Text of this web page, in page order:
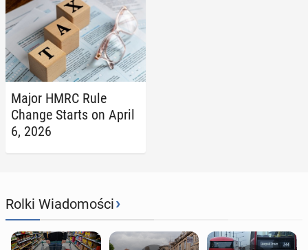
Major HMRC Rule
Change Starts on April
6, 2026
Rolki Wiadomości›